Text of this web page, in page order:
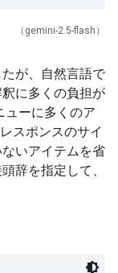
（gemini-2.5-flash）
が、自然言語で
に多くの負担が
ューに多くのア
スポンスのサイ
いアイテムを省
辞を指定して、